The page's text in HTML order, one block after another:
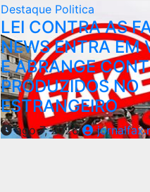
Destaque Politica
LEI CONTRA AS
NEWS ENTRA EM
E ABRANGE
PRODUZIDOS NO
ESTRANGEIRO
ago 7, 2026